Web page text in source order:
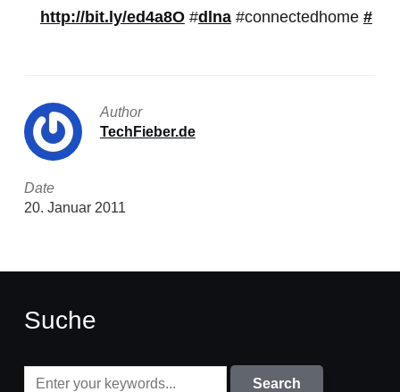
http://bit.ly/ed4a8O#dlna#connectedhome #
Author
TechFieber.de
Date
20. Januar 2011
Suche